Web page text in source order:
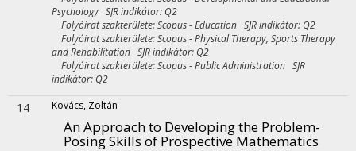
Psychology SJR indikátor: Q2
Folyóirat szakterülete: Scopus - Education SJR indikátor: Q2
Folyóirat szakterülete: Scopus - Physical Therapy, Sports Therapy
and Rehabilitation SJR indikátor: Q2
Folyóirat szakterülete: Scopus - Public Administration SJR
indikátor: Q2
14 Kovács, Zoltán
An Approach to Developing the Problem-
Posing Skills of Prospective Mathematics